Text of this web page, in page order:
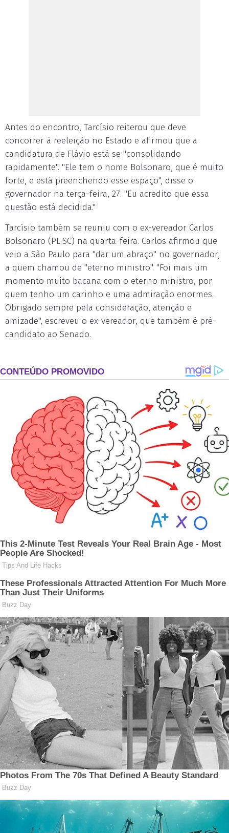
Antes do encontro, Tarcísio reiterou que deve
concorrer à reeleição no Estado e afirmou que a
candidatura de Flávio está se "consolidando
rapidamente". "Ele tem o nome Bolsonaro, que é muito
forte, e está preenchendo esse espaço", disse o
governador na terça-feira, 27. "Eu acredito que essa
questão está decidida."
Tarcísio também se reuniu com o ex-vereador Carlos
Bolsonaro (PL-SC) na quarta-feira. Carlos afirmou que
veio a São Paulo para "dar um abraço" no governador,
a quem chamou de "eterno ministro". "Foi mais um
momento muito bacana com o eterno ministro, por
quem tenho um carinho e uma admiração enormes.
Obrigado sempre pela consideração, atenção e
amizade", escreveu o ex-vereador, que também é pré-
candidato ao Senado.